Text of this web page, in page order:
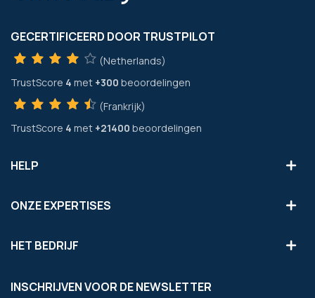
GECERTIFICEERD DOOR TRUSTPILOT
(Netherlands)
TrustScore 4 met +300 beoordelingen
(Frankrijk)
TrustScore 4 met +21400 beoordelingen
HELP
ONZE EXPERTISES
HET BEDRIJF
INSCHRIJVEN VOOR DE NEWSLETTER